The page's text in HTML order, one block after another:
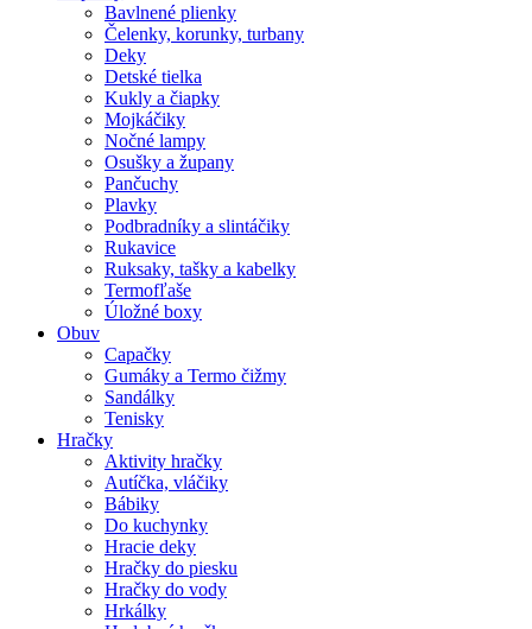
Bavlnené plienky
Čelenky, korunky, turbany
Deky
Detské tielka
Kukly a čiapky
Mojkáčiky
Nočné lampy
Osušky a župany
Pančuchy
Plavky
Podbradníky a slintáčiky
Rukavice
Ruksaky, tašky a kabelky
Termofľaše
Úložné boxy
Obuv
Capačky
Gumáky a Termo čižmy
Sandálky
Tenisky
Hračky
Aktivity hračky
Autíčka, vláčiky
Bábiky
Do kuchynky
Hracie deky
Hračky do piesku
Hračky do vody
Hrkálky